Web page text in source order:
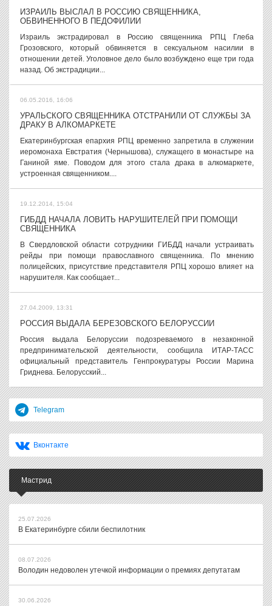
ИЗРАИЛЬ ВЫСЛАЛ В РОССИЮ СВЯЩЕННИКА,
ОБВИНЕННОГО В ПЕДОФИЛИИ
Израиль экстрадировал в Россию священника РПЦ Глеба
Грозовского, который обвиняется в сексуальном насилии в
отношении детей. Уголовное дело было возбуждено еще три года
назад. Об экстрадиции...
06.05.2016, 16:06
УРАЛЬСКОГО СВЯЩЕННИКА ОТСТРАНИЛИ ОТ СЛУЖБЫ ЗА
ДРАКУ В АЛКОМАРКЕТЕ
Екатеринбургская епархия РПЦ временно запретила в служении
иеромонаха Евстратия (Чернышова), служащего в монастыре на
Ганиной яме. Поводом для этого стала драка в алкомаркете,
устроенная священником....
19.12.2014, 15:04
ГИБДД НАЧАЛА ЛОВИТЬ НАРУШИТЕЛЕЙ ПРИ ПОМОЩИ
СВЯЩЕННИКА
В Свердловской области сотрудники ГИБДД начали устраивать
рейды при помощи православного священника. По мнению
полицейских, присутствие представителя РПЦ хорошо влияет на
нарушителя. Как сообщает...
27.04.2009, 13:31
РОССИЯ ВЫДАЛА БЕРЕЗОВСКОГО БЕЛОРУССИИ
Россия выдала Белоруссии подозреваемого в незаконной
предпринимательской деятельности, сообщила ИТАР-ТАСС
официальный представитель Генпрокуратуры России Марина
Гриднева. Белорусский...
Telegram
Вконтакте
Мастрид
25.07.2026
В Екатеринбурге сбили беспилотник
08.07.2026
Володин недоволен утечкой информации о премиях депутатам
30.06.2026